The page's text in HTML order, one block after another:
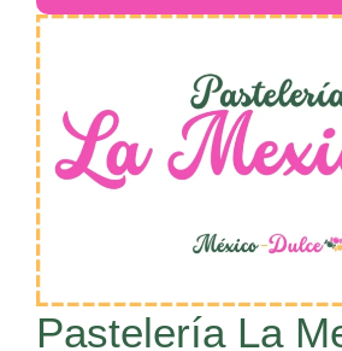
Pastelería La